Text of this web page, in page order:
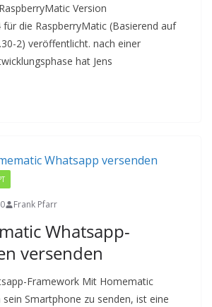
Version
für die RaspberryMatic (Basierend auf
2) veröffentlicht. nach einer
hat Jens
Frank Pfarr
Whatsapp-
versenden
Framework Mit Homematic
Smartphone zu senden, ist eine